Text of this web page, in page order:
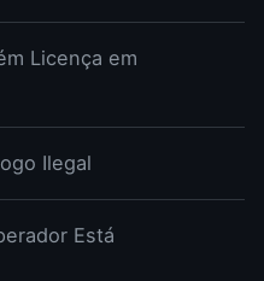
Licença em
Ilegal
Está